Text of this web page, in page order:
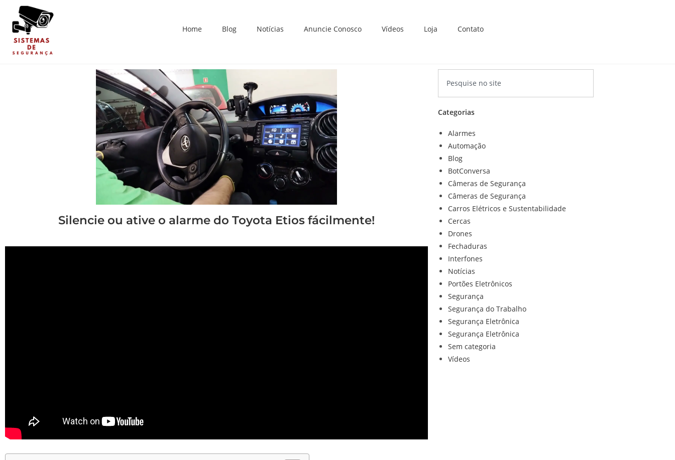
Home Blog Notícias Anuncie Conosco Vídeos Loja Contato
Silencie ou ative o alarme do Toyota Etios fácilmente!
Categorias
Alarmes
Automação
Blog
BotConversa
Câmeras de Segurança
Câmeras de Segurança
Carros Elétricos e Sustentabilidade
Cercas
Drones
Fechaduras
Interfones
Notícias
Portões Eletrônicos
Segurança
Segurança do Trabalho
Segurança Eletrônica
Segurança Eletrônica
Sem categoria
Vídeos